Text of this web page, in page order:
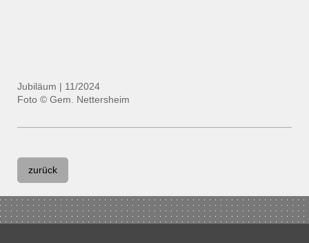
Jubiläum | 11/2024
Foto © Gem. Nettersheim
zurück